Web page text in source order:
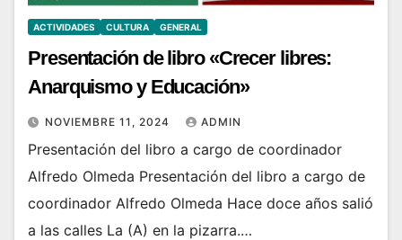
ACTIVIDADES CULTURA GENERAL
Presentación de libro «Crecer libres:
Anarquismo y Educación»
NOVIEMBRE 11, 2024 ADMIN
Presentación del libro a cargo de coordinador
Alfredo Olmeda Presentación del libro a cargo de
coordinador Alfredo Olmeda Hace doce años salió
a las calles La (A) en la pizarra.…